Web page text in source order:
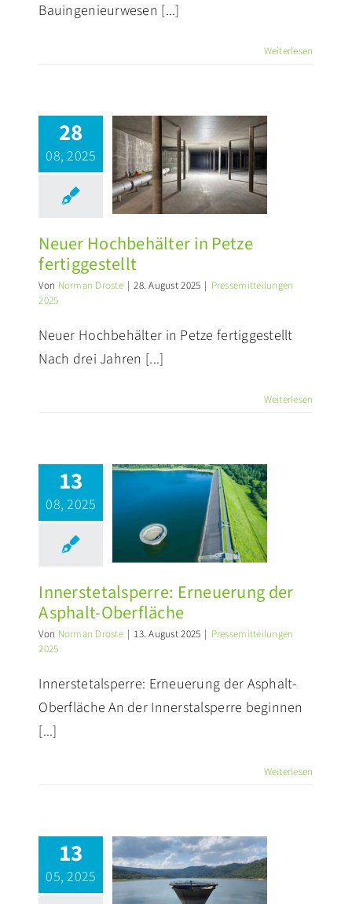
Bauingenieurwesen [...]
Weiterlesen
28
08, 2025
in
Neuer Hochbehälter in Petze
fertiggestellt
Von Norman Droste | 28. August 2025 | Pressemitteilungen
2025
Neuer Hochbehälter in Petze fertiggestellt
Nach drei Jahren [...]
Weiterlesen
13
08, 2025
der
Innerstetalsperre: Erneuerung der
Asphalt-Oberfläche
Von Norman Droste | 13. August 2025 | Pressemitteilungen
2025
Innerstetalsperre: Erneuerung der Asphalt-
Oberfläche An der Innerstalsperre beginnen
[...]
Weiterlesen
13
05, 2025